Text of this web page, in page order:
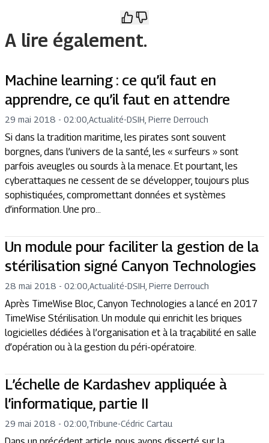
A lire également.
Machine learning : ce qu’il faut en
apprendre, ce qu’il faut en attendre
29 mai 2018 - 02:00 Actualité-DSIH, Pierre Derrouch
Si dans la tradition maritime, les pirates sont souvent
borgnes, dans l’univers de la santé, les « surfeurs » sont
parfois aveugles ou sourds à la menace. Et pourtant, les
cyberattaques ne cessent de se développer, toujours plus
sophistiquées, compromettant données et systèmes
d’information. Une pro...
Un module pour faciliter la gestion de la
stérilisation signé Canyon Technologies
28 mai 2018 - 02:00 Actualité-DSIH, Pierre Derrouch
Après TimeWise Bloc, Canyon Technologies a lancé en 2017
TimeWise Stérilisation. Un module qui enrichit les briques
logicielles dédiées à l’organisation et à la traçabilité en salle
d’opération ou à la gestion du péri-opératoire.
L’échelle de Kardashev appliquée à
l’informatique, partie II
29 mai 2018 - 02:00 Tribune-Cédric Cartau